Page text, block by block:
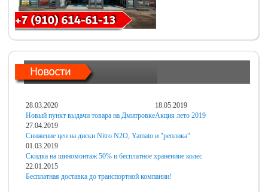
28.03.2020
Новый пункт выдачи товара на Дмитровке
18.05.2019
Акция лето 2019
27.04.2019
Снижение цен на диски Nitro N2O, Yamato и "реплика"
01.03.2019
Скидка на шиномонтаж 50% и бесплатное хранениие колес
22.01.2015
Бесплатная доставка до транспортной компании!